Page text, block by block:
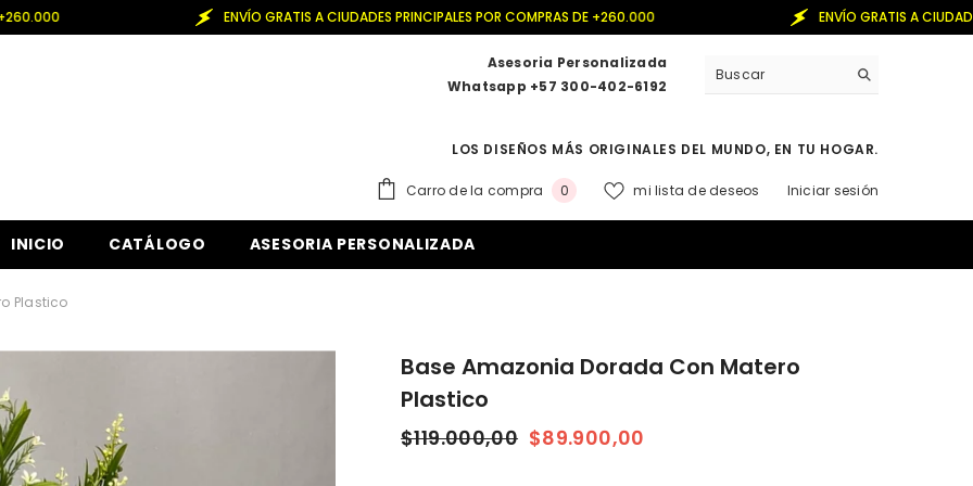
ENVÍO GRATIS A CIUDADES PRINCIPALES POR COMPRAS DE +260.000 ENVÍO GRATIS A CIUDADES PRINCIPALES
Asesoria Personalizada
Whatsapp +57 300-402-6192
LOS DISEÑOS MÁS ORIGINALES DEL MUNDO, EN TU HOGAR.
Carro de la compra 00
mi lista de deseos Iniciar sesión
INICIO CATÁLOGO ASESORIA PERSONALIZADA
Plastico
Base Amazonia Dorada Con Matero
Plastico
$119.000,00 $89.900,00